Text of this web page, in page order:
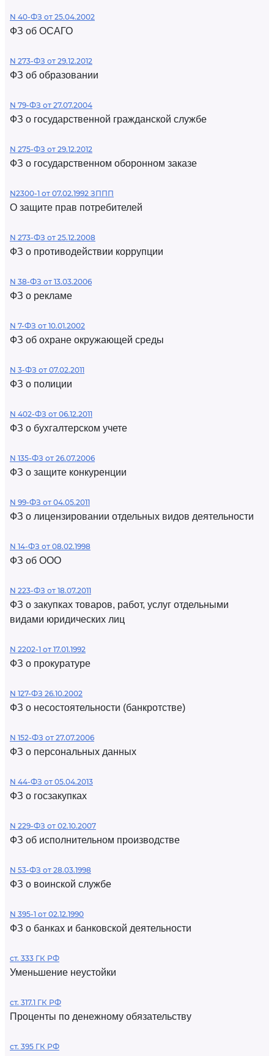
N 40-ФЗ от 25.04.2002
ФЗ об ОСАГО
N 273-ФЗ от 29.12.2012
ФЗ об образовании
N 79-ФЗ от 27.07.2004
ФЗ о государственной гражданской службе
N 275-ФЗ от 29.12.2012
ФЗ о государственном оборонном заказе
N2300-1 от 07.02.1992 ЗППП
О защите прав потребителей
N 273-ФЗ от 25.12.2008
ФЗ о противодействии коррупции
N 38-ФЗ от 13.03.2006
ФЗ о рекламе
N 7-ФЗ от 10.01.2002
ФЗ об охране окружающей среды
N 3-ФЗ от 07.02.2011
ФЗ о полиции
N 402-ФЗ от 06.12.2011
ФЗ о бухгалтерском учете
N 135-ФЗ от 26.07.2006
ФЗ о защите конкуренции
N 99-ФЗ от 04.05.2011
ФЗ о лицензировании отдельных видов деятельности
N 14-ФЗ от 08.02.1998
ФЗ об ООО
N 223-ФЗ от 18.07.2011
ФЗ о закупках товаров, работ, услуг отдельными
видами юридических лиц
N 2202-1 от 17.01.1992
ФЗ о прокуратуре
N 127-ФЗ 26.10.2002
ФЗ о несостоятельности (банкротстве)
N 152-ФЗ от 27.07.2006
ФЗ о персональных данных
N 44-ФЗ от 05.04.2013
ФЗ о госзакупках
N 229-ФЗ от 02.10.2007
ФЗ об исполнительном производстве
N 53-ФЗ от 28.03.1998
ФЗ о воинской службе
N 395-1 от 02.12.1990
ФЗ о банках и банковской деятельности
ст. 333 ГК РФ
Уменьшение неустойки
ст. 317.1 ГК РФ
Проценты по денежному обязательству
ст. 395 ГК РФ